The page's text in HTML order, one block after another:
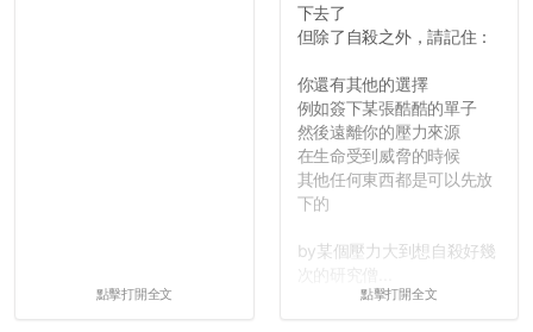
點擊打開全文
下去了
但除了自殺之外，請記住：
你還有其他的選擇
例如簽下某張酷酷的單子
然後遠離你的壓力來源
在生命受到威脅的時候
其他任何東西都是可以先放
下的
by某個壓力大到想自殺好幾
點擊打開全文